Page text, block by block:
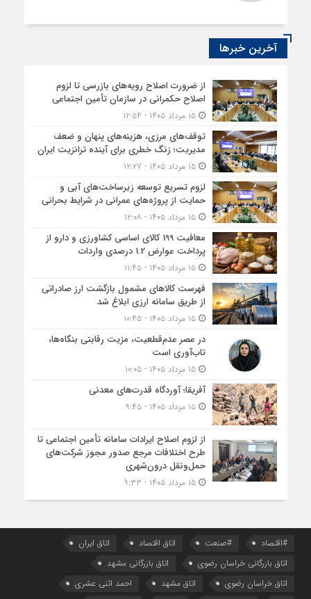
آخرین خبرها
از ضرورت اصلاح رویه‌های بازرسی تا لزوم
اصلاح حکمرانی در سازمان تأمین اجتماعی
۱۵ مرداد ۱۴۰۵ - ۱۲:۵۴
توقف‌های مرزی، هزینه‌های پنهان و ضعف
مدیریت؛ زنگ خطری برای آینده ترانزیت ایران
۱۵ مرداد ۱۴۰۵ - ۱۲:۲۷
لزوم تسریع توسعه زیرساخت‌های آبی و
حمایت از پروژه‌های عمرانی در شرایط بحرانی
۱۵ مرداد ۱۴۰۵ - ۱۲:۰۸
معافیت 199 کالای اساسی کشاورزی و دارو از
پرداخت عوارض 1.2 درصدی واردات
۱۵ مرداد ۱۴۰۵ - ۱۱:۴۵
فهرست کالاهای مشمول بازگشت ارز صادراتی
از طریق سامانه ارزی ابلاغ شد
۱۵ مرداد ۱۴۰۵ - ۱۰:۴۵
در عصر عدم‌قطعیت، مزیت رقابتی بنگاه‌ها،
تاب‌آوری است
۱۵ مرداد ۱۴۰۵ - ۱۰:۰۵
آفریقا؛ آوردگاه قدرت‌های معدنی
۱۵ مرداد ۱۴۰۵ - ۹:۴۵
از لزوم اصلاح ایرادات سامانه تأمین اجتماعی تا
طرح اختلافات مرجع صدور مجوز شرکت‌های
حمل‌ونقل درون‌شهری
۱۵ مرداد ۱۴۰۵ - ۹:۳۳
#اقتصاد #صنعت اتاق اقتصاد
اتاق ایران
اتاق بازرگانی خراسان رضوی
اتاق بازرگانی مشهد
اتاق خراسان رضوی
اتاق مشهد
احمد اثنی عشری